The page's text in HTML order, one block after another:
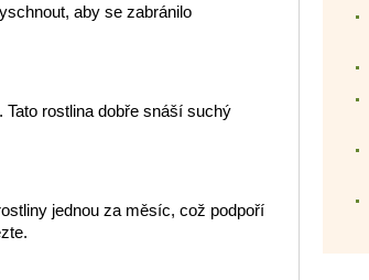
aby se zabránilo
rostlina dobře snáší suchý
jednou za měsíc, což podpoří